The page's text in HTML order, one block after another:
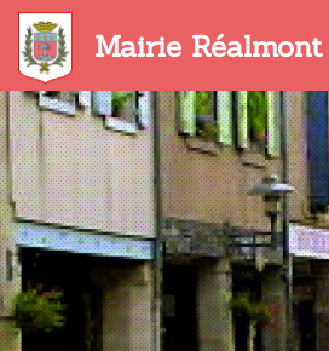
Aller
contenu
principal
Mairie Réalmont